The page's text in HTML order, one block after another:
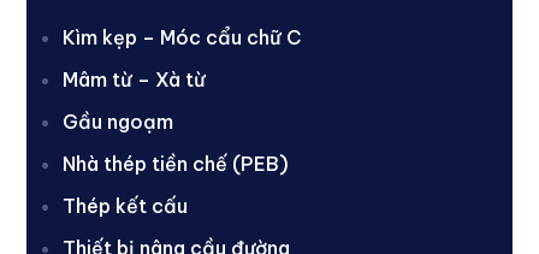
Kìm kẹp – Móc cẩu chữ C
Mâm từ – Xà từ
Gầu ngoạm
Nhà thép tiền chế (PEB)
Thép kết cấu
Thiết bị nâng cầu đường